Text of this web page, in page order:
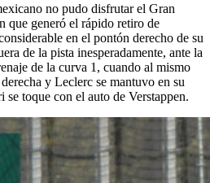
no pudo disfrutar el Gran
que generó el rápido retiro de
en el pontón derecho de su
de la pista inesperadamente, ante la
de la curva 1, cuando al mismo
y Leclerc se mantuvo en su
se toque con el auto de Verstappen.